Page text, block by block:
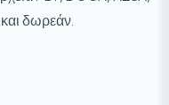
δωρεάν.